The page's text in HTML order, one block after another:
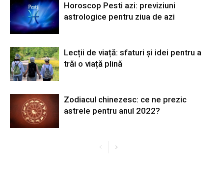
Horoscop Pesti azi: previziuni
astrologice pentru ziua de azi
Lecții de viață: sfaturi și idei pentru a
trăi o viață plină
Zodiacul chinezesc: ce ne prezic
astrele pentru anul 2022?